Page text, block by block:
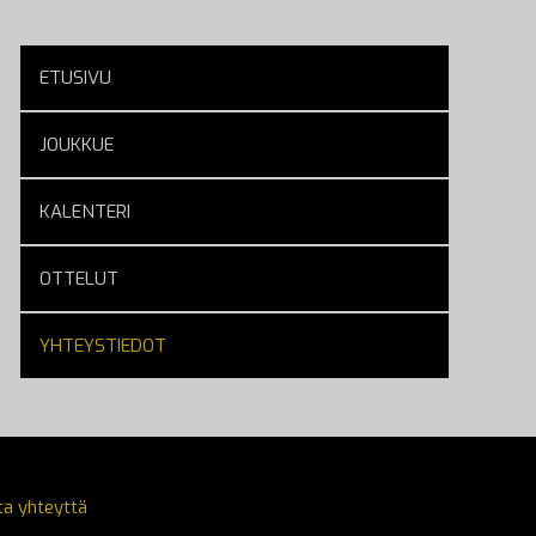
ETUSIVU
JOUKKUE
KALENTERI
OTTELUT
YHTEYSTIEDOT
yhteyttä